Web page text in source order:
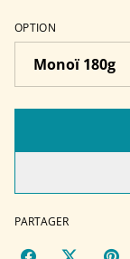
OPTION
PARTAGER